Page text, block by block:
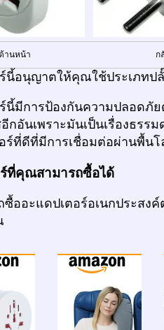
านหน้า ก
นี้อนุญาตให้คุณใช้ประเภทปลั๊
นี้มีการป้องกันความปลอดภั
กอันเพราะมันเป็นเรื่องธร
ร์ที่ดีที่มีการเชื่อมต่อผ่านพื้นโ
ที่คุณสามารถซื้อได้
ออะแดปเตอร์อเนกประสง